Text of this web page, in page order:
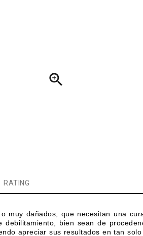

RATING
muy dañados, que necesitan una
bien sean de
apreciar sus resultados en tan